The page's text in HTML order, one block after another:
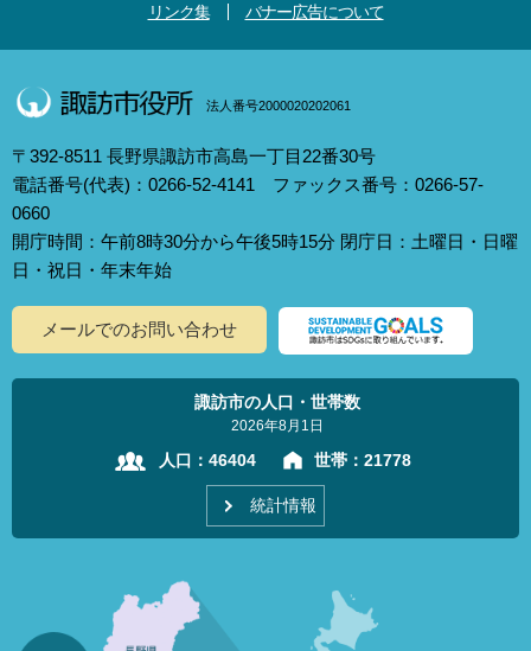
リンク集
バナー広告について
法人番号2000020202061
〒392-8511 長野県諏訪市高島一丁目22番30号
電話番号(代表)：0266-52-4141 ファックス番号：0266-57-
0660
開庁時間：午前8時30分から午後5時15分 閉庁日：土曜日・日曜
日・祝日・年末年始
メールでのお問い合わせ
諏訪市の人口・世帯数
2026年8月1日
人口： 46404 世帯： 21778
統計情報